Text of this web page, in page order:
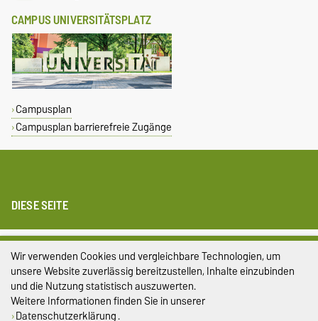
CAMPUS UNIVERSITÄTSPLATZ
Campusplan
Campusplan barrierefreie Zugänge
DIESE SEITE
Impressum
Datenschutz
Barrierefreiheit
Wir verwenden Cookies und vergleichbare Technologien, um
unsere Website zuverlässig bereitzustellen, Inhalte einzubinden
und die Nutzung statistisch auszuwerten.
Weitere Informationen finden Sie in unserer
Datenschutzerklärung.